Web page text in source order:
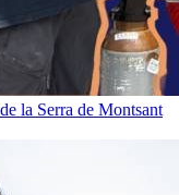
la Serra de Montsant